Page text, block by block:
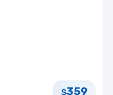
$359